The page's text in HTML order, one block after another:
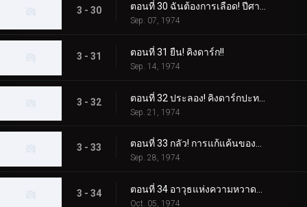
3 - 30 ตอนที่ 30 ฉันต้องการเลือด! ปีศาจแห่งหนองน้ำซากศพ!!
Sep. 07, 1974
3 - 31 ตอนที่ 31 ยืน! คิงดาร์ก!!
Sep. 14, 1974
3 - 32
Sep. 21, 1974
3 - 33 ตอนที่ 33 กลัว! การแก้แค้นของราชาดาร์ก!!
Sep. 28, 1974
3 - 34
Oct. 05, 1974